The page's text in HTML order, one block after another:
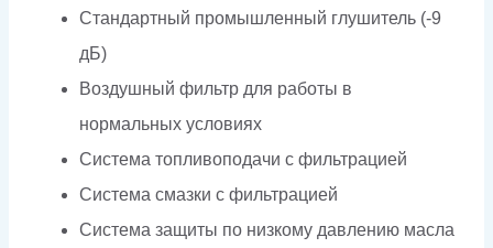
Стандартный промышленный глушитель (-9
дБ)
Воздушный фильтр для работы в
нормальных условиях
Система топливоподачи с фильтрацией
Система смазки с фильтрацией
Система защиты по низкому давлению масла